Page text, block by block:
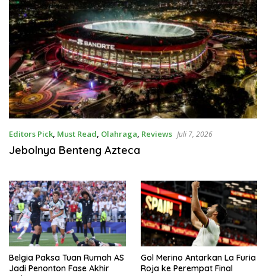
Editors Pick, Must Read, Olahraga, Reviews Juli 7, 2026
Jebolnya Benteng Azteca
Belgia Paksa Tuan Rumah AS
Jadi Penonton Fase Akhir
Gol Merino Antarkan La Furia
Roja ke Perempat Final